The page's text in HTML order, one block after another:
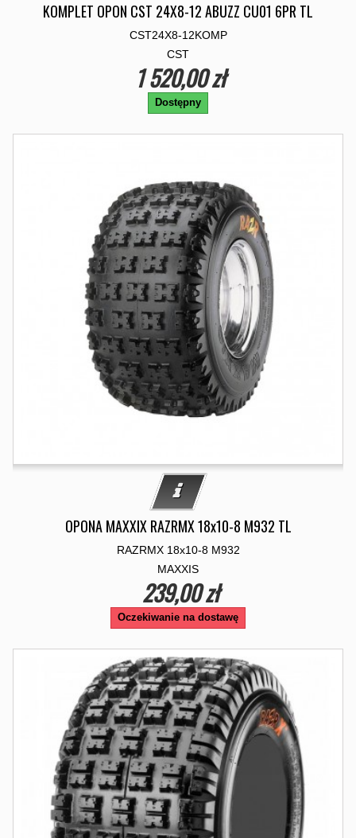
KOMPLET OPON CST 24X8-12 ABUZZ CU01 6PR TL
CST24X8-12KOMP
CST
1 520,00 zł
Dostępny
OPONA MAXXIX RAZRMX 18x10-8 M932 TL
RAZRMX 18x10-8 M932
MAXXIS
239,00 zł
Oczekiwanie na dostawę